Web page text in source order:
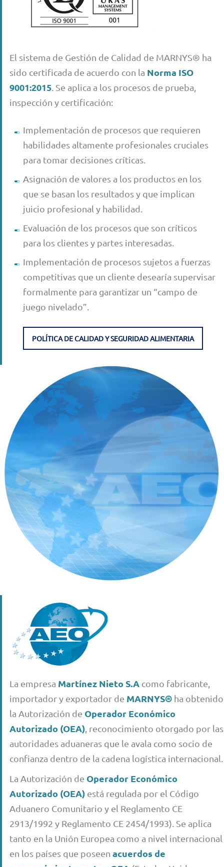
El sistema de Gestión de Calidad de MARNYS® ha
sido certificada de acuerdo con la Norma ISO
9001:2015. Se aplica a los procesos de prueba,
inspección y certificación:
Implementación de procesos que requieren
habilidades altamente profesionales cruciales
para tomar decisiones críticas.
Asignación de valores a los productos en los
que se basan los resultados y que implican
juicio profesional y habilidad.
Evaluación de los procesos que son críticos
para los clientes y partes interesadas.
Implementación de procesos sujetos a fuerzas
competitivas que un cliente desearía supervisar
formalmente para garantizar un “campo de
juego nivelado”.
POLÍTICA DE CALIDAD Y SEGURIDAD ALIMENTARIA
La empresa Martínez Nieto S.A como fabricante,
importador y exportador de MARNYS® ha obtenido
la Autorización de Operador Económico
Autorizado (OEA), reconocimiento otorgado por las
autoridades aduaneras que le avala como socio de
confianza dentro de la cadena logística internacional.
La Autorización de Operador Económico
Autorizado (OEA) está regulada por el Código
Aduanero Comunitario y el Reglamento CE
2913/1992 y Reglamento CE 2454/1993). Se aplica
tanto en la Unión Europea como a nivel internacional
en los países que poseen acuerdos de